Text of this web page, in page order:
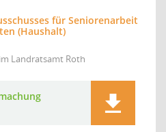
für Seniorenarbeit
(Haushalt)
Landratsamt Roth